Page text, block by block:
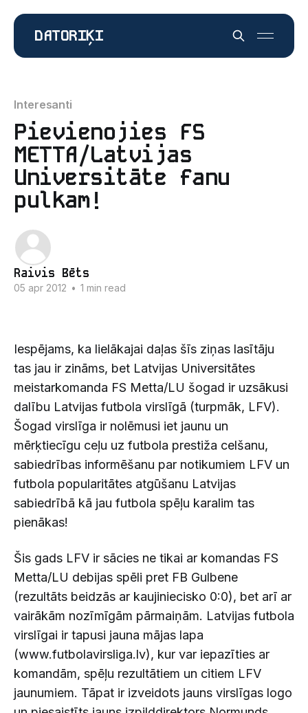
DATORIĶI
Interesanti
Pievienojies FS
METTA/Latvijas
Universitāte fanu
pulkam!
Raivis Bēts
05 apr 2012 • 1 min read
Iespējams, ka lielākajai daļas šīs ziņas lasītāju
tas jau ir zināms, bet Latvijas Universitātes
meistarkomanda FS Metta/LU šogad ir uzsākusi
dalību Latvijas futbola virslīgā (turpmāk, LFV).
Šogad virslīga ir nolēmusi iet jaunu un
mērķtiecīgu ceļu uz futbola prestiža celšanu,
sabiedrības informēšanu par notikumiem LFV un
futbola popularitātes atgūšanu Latvijas
sabiedrībā kā jau futbola spēļu karalim tas
pienākas!
Šis gads LFV ir sācies ne tikai ar komandas FS
Metta/LU debijas spēli pret FB Gulbene
(rezultāts beidzās ar kaujiniecisko 0:0), bet arī ar
vairākām nozīmīgām pārmaiņām. Latvijas futbola
virslīgai ir tapusi jauna mājas lapa
(www.futbolavirsliga.lv), kur var iepazīties ar
komandām, spēļu rezultātiem un citiem LFV
jaunumiem. Tāpat ir izveidots jauns virslīgas logo